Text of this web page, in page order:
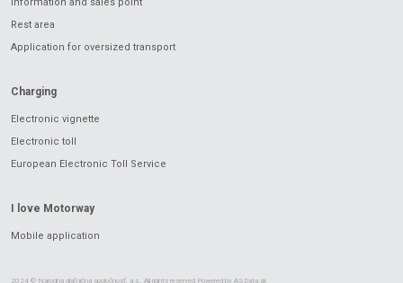
Rest area
Application for oversized transport
Charging
Electronic vignette
Electronic toll
European Electronic Toll Service
I love Motorway
Mobile application
2024 © Národná diaľničná spoločnosť, a.s.. All rights reserved Powered by ASData.sk